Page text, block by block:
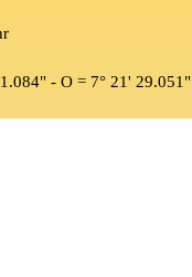
- O = 7° 21' 29.051"